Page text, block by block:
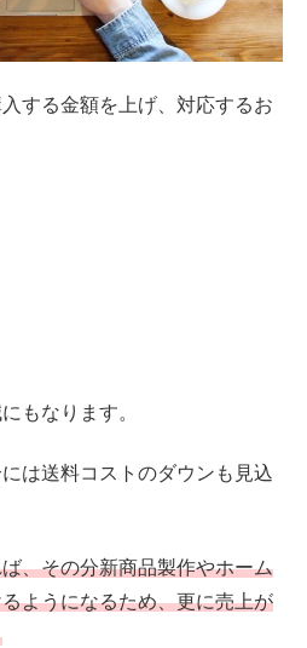
する金額を上げ、対応するお
もなります。
は送料コストのダウンも見込
、その分新商品製作やホーム
ようになるため、更に売上が